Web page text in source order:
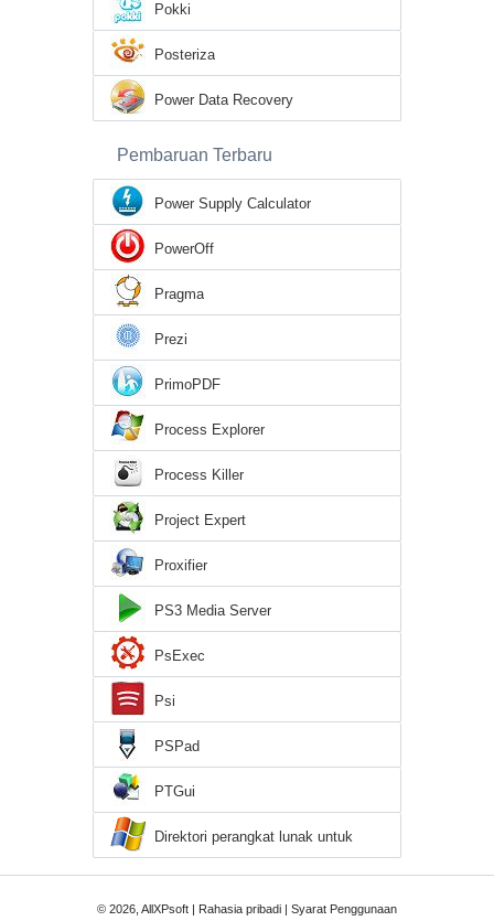
Pokki
Posteriza
Power Data Recovery
Pembaruan Terbaru
Power Supply Calculator
PowerOff
Pragma
Prezi
PrimoPDF
Process Explorer
Process Killer
Project Expert
Proxifier
PS3 Media Server
PsExec
Psi
PSPad
PTGui
Direktori perangkat lunak untuk
Windows XP
© 2026, AllXPsoft | Rahasia pribadi | Syarat Penggunaan